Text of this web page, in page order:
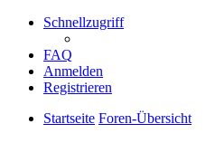
Schnellzugriff
FAQ
Anmelden
Registrieren
Startseite Foren-Übersicht